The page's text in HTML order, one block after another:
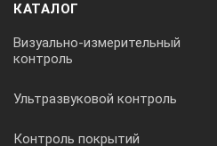
КАТАЛОГ
Визуально-измерительный
контроль
Ультразвуковой контроль
Контроль покрытий